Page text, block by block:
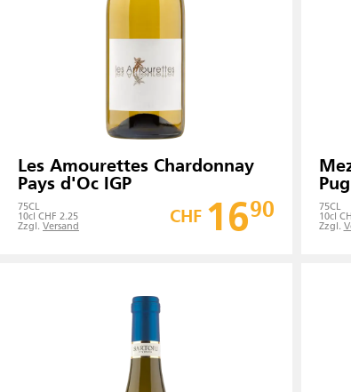
Les Amourettes Chardonnay
Pays d'Oc IGP
75CL
10cl CHF 2.25
Zzgl. Versand CHF 1690 75CL
10cl
Zzgl.